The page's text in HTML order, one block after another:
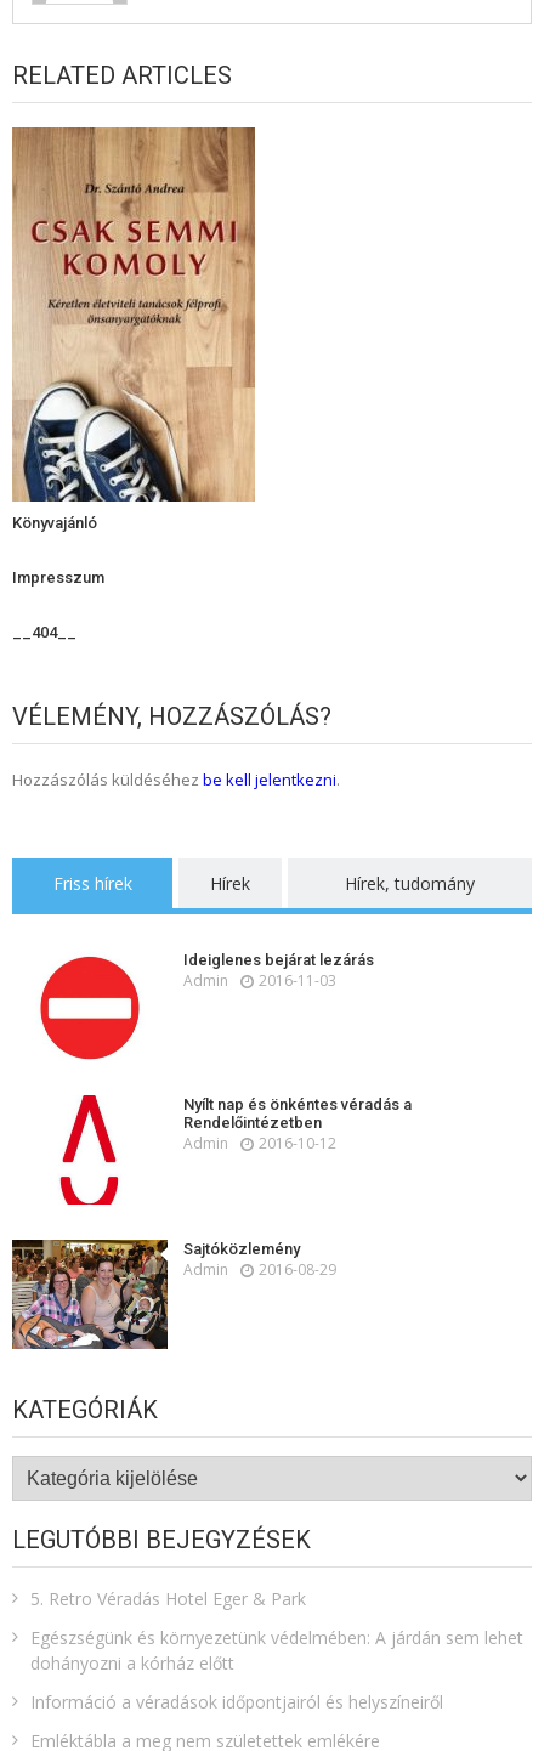
RELATED ARTICLES
Könyvajánló
Impresszum
__404__
VÉLEMÉNY, HOZZÁSZÓLÁS?
Hozzászólás küldéséhez be kell jelentkezni.
Friss hírek Hírek Hírek, tudomány
Ideiglenes bejárat lezárás
Admin 2016-11-03
Nyílt nap és önkéntes véradás a
Rendelőintézetben
Admin 2016-10-12
Sajtóközlemény
Admin 2016-08-29
KATEGÓRIÁK
Kategóriák
LEGUTÓBBI BEJEGYZÉSEK
5. Retro Véradás Hotel Eger & Park
Egészségünk és környezetünk védelmében: A járdán sem lehet
dohányozni a kórház előtt
Információ a véradások időpontjairól és helyszíneiről
Emléktábla a meg nem születettek emlékére​